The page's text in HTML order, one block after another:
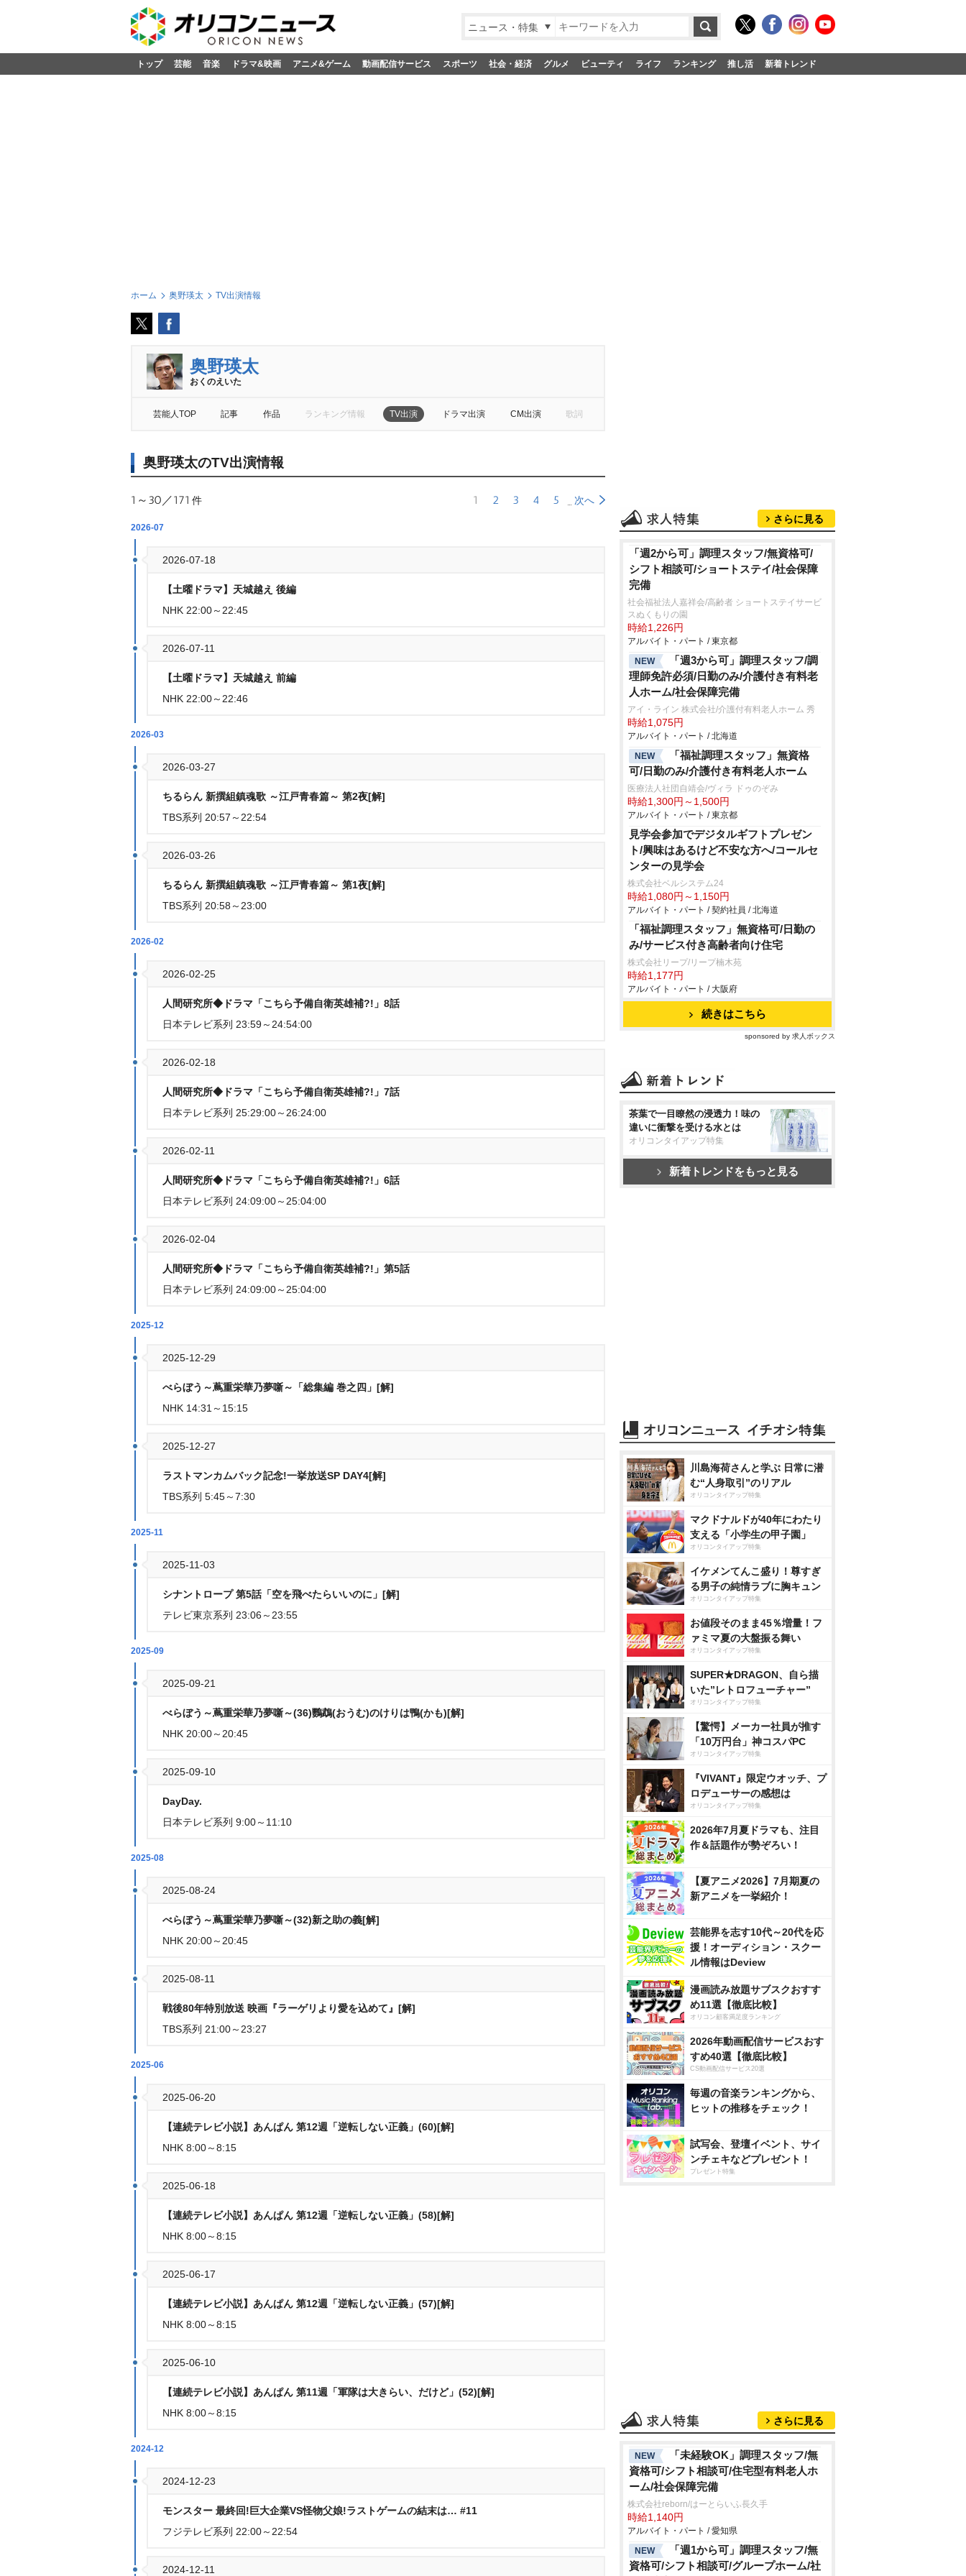
ニュース・特集
トップ 芸能 音楽 ドラマ&映画 アニメ&ゲーム 動画配信サービス スポーツ 社会・経済 グルメ ビューティ ライフ ランキング 推し活 新着トレンド
ホーム 奥野瑛太 TV出演情報
奥野瑛太
おくのえいた
芸能人TOP 記事 作品 ランキング情報 TV出演 ドラマ出演 CM出演 歌詞
奥野瑛太のTV出演情報
1～30／171 件 1 2 3 4 5 次へ
2026-07
2026-07-18
【土曜ドラマ】天城越え 後編
NHK 22:00～22:45
2026-07-11
【土曜ドラマ】天城越え 前編
NHK 22:00～22:46
2026-03
2026-03-27
ちるらん 新撰組鎮魂歌 ～江戸青春篇～ 第2夜[解]
TBS系列 20:57～22:54
2026-03-26
ちるらん 新撰組鎮魂歌 ～江戸青春篇～ 第1夜[解]
TBS系列 20:58～23:00
2026-02
2026-02-25
人間研究所◆ドラマ「こちら予備自衛英雄補?!」8話
日本テレビ系列 23:59～24:54:00
2026-02-18
人間研究所◆ドラマ「こちら予備自衛英雄補?!」7話
日本テレビ系列 25:29:00～26:24:00
2026-02-11
人間研究所◆ドラマ「こちら予備自衛英雄補?!」6話
日本テレビ系列 24:09:00～25:04:00
2026-02-04
人間研究所◆ドラマ「こちら予備自衛英雄補?!」第5話
日本テレビ系列 24:09:00～25:04:00
2025-12
2025-12-29
べらぼう～蔦重栄華乃夢噺～「総集編 巻之四」[解]
NHK 14:31～15:15
2025-12-27
ラストマンカムバック記念!一挙放送SP DAY4[解]
TBS系列 5:45～7:30
2025-11
2025-11-03
シナントロープ 第5話「空を飛べたらいいのに」[解]
テレビ東京系列 23:06～23:55
2025-09
2025-09-21
べらぼう～蔦重栄華乃夢噺～(36)鸚鵡(おうむ)のけりは鴨(かも)[解]
NHK 20:00～20:45
2025-09-10
DayDay.
日本テレビ系列 9:00～11:10
2025-08
2025-08-24
べらぼう～蔦重栄華乃夢噺～(32)新之助の義[解]
NHK 20:00～20:45
2025-08-11
戦後80年特別放送 映画『ラーゲリより愛を込めて』[解]
TBS系列 21:00～23:27
2025-06
2025-06-20
【連続テレビ小説】あんぱん 第12週「逆転しない正義」(60)[解]
NHK 8:00～8:15
2025-06-18
【連続テレビ小説】あんぱん 第12週「逆転しない正義」(58)[解]
NHK 8:00～8:15
2025-06-17
【連続テレビ小説】あんぱん 第12週「逆転しない正義」(57)[解]
NHK 8:00～8:15
2025-06-10
【連続テレビ小説】あんぱん 第11週「軍隊は大きらい、だけど」(52)[解]
NHK 8:00～8:15
2024-12
2024-12-23
モンスター 最終回!巨大企業VS怪物父娘!ラストゲームの結末は… #11
フジテレビ系列 22:00～22:54
2024-12-11
さらに見る
「週2から可」調理スタッフ/無資格可/
シフト相談可/ショートステイ/社会保障
完備
社会福祉法人嘉祥会/高齢者 ショートステイサービ
スぬくもりの園
時給1,226円
アルバイト・パート / 東京都
NEW
「週3から可」調理スタッフ/調
理師免許必須/日勤のみ/介護付き有料老
人ホーム/社会保障完備
アイ・ライン 株式会社/介護付有料老人ホーム 秀
時給1,075円
アルバイト・パート / 北海道
NEW
「福祉調理スタッフ」無資格
可/日勤のみ/介護付き有料老人ホーム
医療法人社団自靖会/ヴィラ ドゥのぞみ
時給1,300円～1,500円
アルバイト・パート / 東京都
見学会参加でデジタルギフトプレゼン
ト/興味はあるけど不安な方へ/コールセ
ンターの見学会
株式会社ベルシステム24
時給1,080円～1,150円
アルバイト・パート / 契約社員 / 北海道
「福祉調理スタッフ」無資格可/日勤の
み/サービス付き高齢者向け住宅
株式会社リープ/リープ楠木苑
時給1,177円
アルバイト・パート / 大阪府
続きはこちら
sponsored by 求人ボックス
茶葉で一目瞭然の浸透力！味の
違いに衝撃を受ける水とは
オリコンタイアップ特集
新着トレンドをもっと見る
川島海荷さんと学ぶ 日常に潜
む“人身取引”のリアル
オリコンタイアップ特集
マクドナルドが40年にわたり
支える「小学生の甲子園」
オリコンタイアップ特集
イケメンてんこ盛り！尊すぎ
る男子の純情ラブに胸キュン
オリコンタイアップ特集
お値段そのまま45％増量！フ
ァミマ夏の大盤振る舞い
オリコンタイアップ特集
SUPER★DRAGON、自ら描
いた”レトロフューチャー”
オリコンタイアップ特集
【驚愕】メーカー社員が推す
「10万円台」神コスパPC
オリコンタイアップ特集
『VIVANT』限定ウオッチ、プ
ロデューサーの感想は
オリコンタイアップ特集
2026年7月夏ドラマも、注目
作＆話題作が勢ぞろい！
【夏アニメ2026】7月期夏の
新アニメを一挙紹介！
芸能界を志す10代～20代を応
援！オーディション・スクー
ル情報はDeview
漫画読み放題サブスクおすす
め11選【徹底比較】
オリコン顧客満足度ランキング
2026年動画配信サービスおす
すめ40選【徹底比較】
CS動画配信サービス20選
毎週の音楽ランキングから、
ヒットの推移をチェック！
試写会、登壇イベント、サイ
ンチェキなどプレゼント！
プレゼント特集
さらに見る
NEW
「未経験OK」調理スタッフ/無
資格可/シフト相談可/住宅型有料老人ホ
ーム/社会保障完備
株式会社reborn/はーとらいふ長久手
時給1,140円
アルバイト・パート / 愛知県
NEW
「週1から可」調理スタッフ/無
資格可/シフト相談可/グループホーム/社